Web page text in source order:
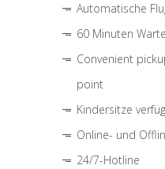
Automatische
60 Minuten
Convenient
point
Kindersitze
Online- und
24/7-Hotline